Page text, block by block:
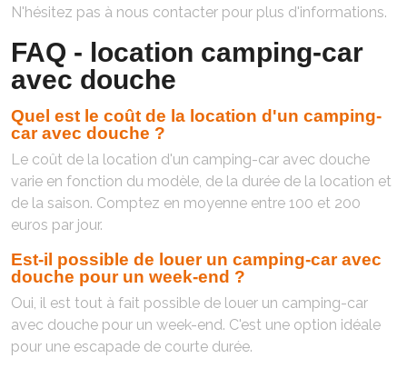
N'hésitez pas à nous contacter pour plus d'informations.
FAQ - location camping-car
avec douche
Quel est le coût de la location d'un camping-
car avec douche ?
Le coût de la location d'un camping-car avec douche
varie en fonction du modèle, de la durée de la location et
de la saison. Comptez en moyenne entre 100 et 200
euros par jour.
Est-il possible de louer un camping-car avec
douche pour un week-end ?
Oui, il est tout à fait possible de louer un camping-car
avec douche pour un week-end. C'est une option idéale
pour une escapade de courte durée.